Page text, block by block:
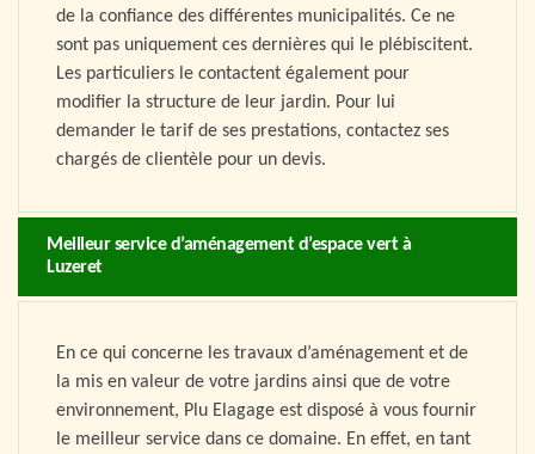
de la confiance des différentes municipalités. Ce ne
sont pas uniquement ces dernières qui le plébiscitent.
Les particuliers le contactent également pour
modifier la structure de leur jardin. Pour lui
demander le tarif de ses prestations, contactez ses
chargés de clientèle pour un devis.
Meilleur service d’aménagement d’espace vert à
Luzeret
En ce qui concerne les travaux d’aménagement et de
la mis en valeur de votre jardins ainsi que de votre
environnement, Plu Elagage est disposé à vous fournir
le meilleur service dans ce domaine. En effet, en tant